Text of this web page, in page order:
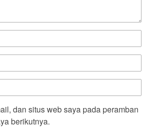
dan situs web saya pada peramban
berikutnya.